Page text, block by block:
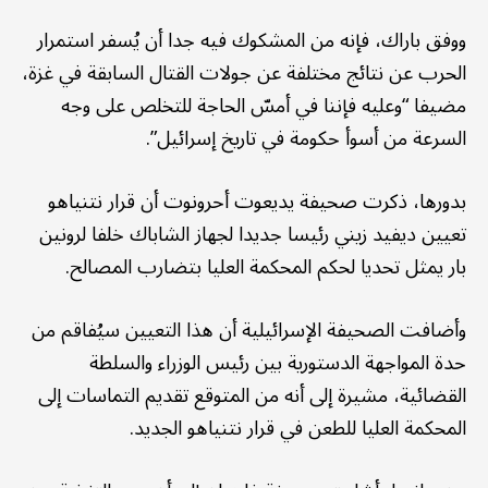
ووفق باراك، فإنه من المشكوك فيه جدا أن يُسفر استمرار
الحرب عن نتائج مختلفة عن جولات القتال السابقة في غزة،
مضيفا “وعليه فإننا في أمسّ الحاجة للتخلص على وجه
السرعة من أسوأ حكومة في تاريخ إسرائيل”.
بدورها، ذكرت صحيفة يديعوت أحرونوت أن قرار نتنياهو
تعيين ديفيد زيني رئيسا جديدا لجهاز الشاباك خلفا لرونين
بار يمثل تحديا لحكم المحكمة العليا بتضارب المصالح.
وأضافت الصحيفة الإسرائيلية أن هذا التعيين سيُفاقم من
حدة المواجهة الدستورية بين رئيس الوزراء والسلطة
القضائية، مشيرة إلى أنه من المتوقع تقديم التماسات إلى
المحكمة العليا للطعن في قرار نتنياهو الجديد.